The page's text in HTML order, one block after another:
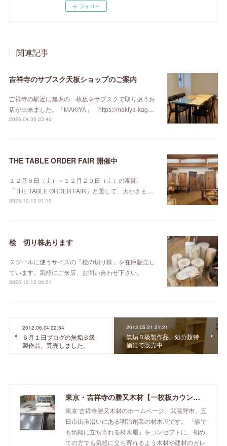
フォロー
関連記事
吉祥寺のサブスク天板ショップのご案内
吉祥寺の駅近に無垢の一枚板をサブスクで取り扱うお
店が出来ました。「MAKIYA」 https://makiya-kag…
2026.04.30 23:42
THE TABLE ORDER FAIR 開催中
１２月６日（土）～１２月２０日（土）の期間、
「THE TABLE ORDER FAIR」と題して、大小さま…
2025.12.12 01:15
桧 切り株あります
スツールに使うサイズの「桧の切り株」を在庫販売し
ています。気軽にご来店、お問い合わせ下さい。
2025.12.12 00:51
2012.06.04 22:54
６月１日ブログの無垢Ｂ級
製作品、完売しました。
2012.05.31 21:21
無垢Ｂ級製作品、処分超特
価にて販売中
東京・吉祥寺の勝又木材【一枚板カウンター】
東京 吉祥寺勝又木材のホームページ。武蔵野市、五
日市街道沿いにある明治創業の材木屋です。 「誰で
も気軽に立ち寄れる材木屋」をコンセプトに、初め
ての方でも気軽に立ち寄れるよう木材や建材のガレ